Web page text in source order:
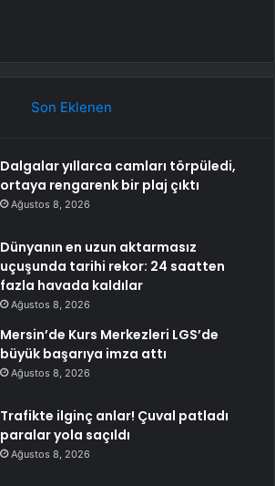
Son Eklenen
Dalgalar yıllarca camları törpüledi,
ortaya rengarenk bir plaj çıktı
Ağustos 8, 2026
Dünyanın en uzun aktarmasız
uçuşunda tarihi rekor: 24 saatten
fazla havada kaldılar
Ağustos 8, 2026
Mersin’de Kurs Merkezleri LGS’de
büyük başarıya imza attı
Ağustos 8, 2026
Trafikte ilginç anlar! Çuval patladı
paralar yola saçıldı
Ağustos 8, 2026